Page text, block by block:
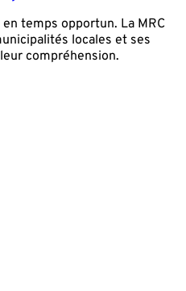
temps opportun. La MRC
locales et ses
compréhension.